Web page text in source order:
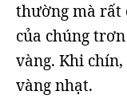
thường mà rất
của chúng
vàng. Khi
vàng nhạt.